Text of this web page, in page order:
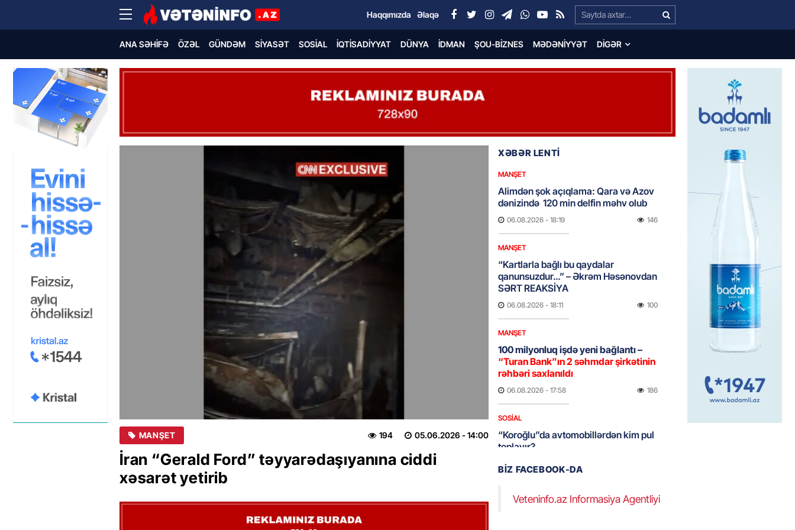
Search…
Haqqımızda Əlaqə
ANA SƏHIFƏ ÖZƏL GÜNDƏM SIYASƏT SOSIAL İQTISADIYYAT DÜNYA İDMAN ŞOU-BIZNES MƏDƏNIYYƏT DIGƏR
MANŞET 05.06.2026 - 14:00
194
İran “Gerald Ford” təyyarədaşıyanına ciddi
xəsarət yetirib
XƏBƏR LENTİ
MANŞET
Alimdən şok açıqlama: Qara və Azov
dənizində 120 min delfin məhv olub
06.08.2026 - 18:19 146
MANŞET
“Kartlarla bağlı bu qaydalar
qanunsuzdur…” – Əkrəm Həsənovdan
SƏRT REAKSİYA
06.08.2026 - 18:11 100
MANŞET
100 milyonluq işdə yeni bağlantı –
“Turan Bank”ın 2 səhmdar şirkətinin
rəhbəri saxlanıldı
06.08.2026 - 17:58 186
SOSIAL
“Koroğlu”da avtomobillərdən kim pul
toplayır?
Əsaslı təmirdən çıxan məktəbdə nələr
BIZ FACEBOOK-DA
Veteninfo.az Informasiya Agentliyi